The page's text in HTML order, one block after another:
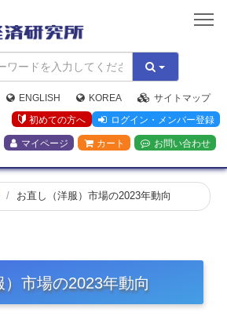
矢
野
経
済
研
究
所
ENGLISH KOREA
サイトマップ
初めての方へ
ログイン・メンバー登録
マイページ カート お問い合わせ
お直し（洋服）市場の2023年動向
）市場の2023年動向